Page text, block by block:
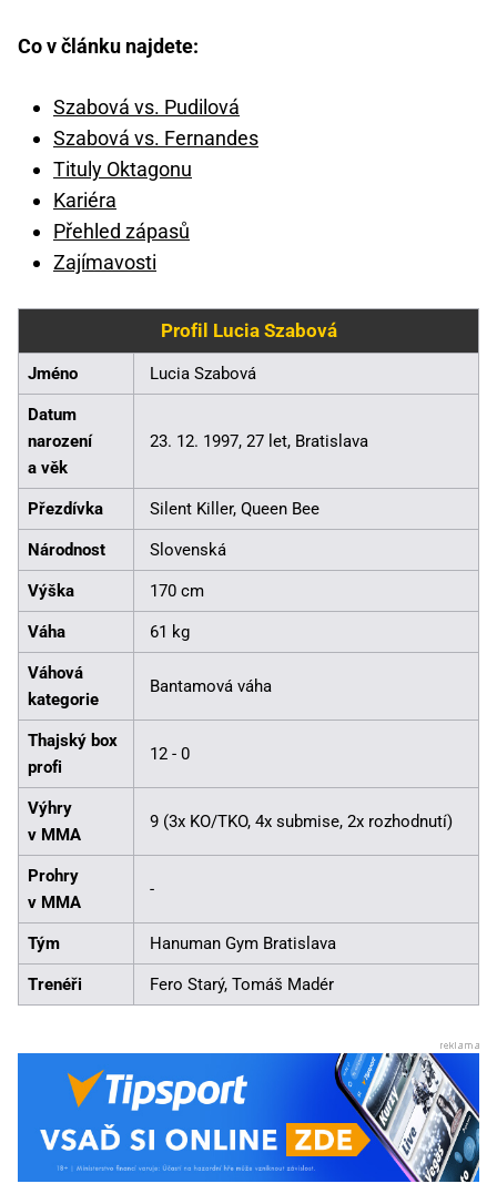
Co v článku najdete:
Szabová vs. Pudilová
Szabová vs. Fernandes
Tituly Oktagonu
Kariéra
Přehled zápasů
Zajímavosti
Profil Lucia Szabová
Jméno Lucia Szabová
Datum
narození
a věk
23. 12. 1997, 27 let, Bratislava
Přezdívka Silent Killer, Queen Bee
Národnost Slovenská
Výška 170 cm
Váha 61 kg
Váhová
kategorie
Bantamová váha
Thajský box
profi
12 - 0
Výhry
v MMA
9 (3x KO/TKO, 4x submise, 2x rozhodnutí)
Prohry
v MMA
-
Tým Hanuman Gym Bratislava
Trenéři Fero Starý, Tomáš Madér